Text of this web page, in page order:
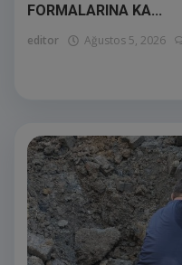
FORMALARINA KA...
editor Ağustos 5, 2026